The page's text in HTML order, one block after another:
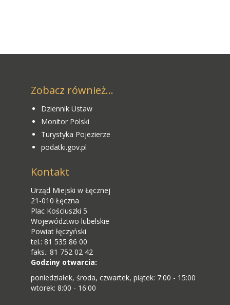
Zobacz również...
Dziennik Ustaw
Monitor Polski
Turystyka Pojezierze
podatki.gov.pl
Kontakt
Urząd Miejski w Łęcznej
21-010 Łęczna
Plac Kościuszki 5
Województwo lubelskie
Powiat łęczyński
tel.: 81 535 86 00
faks.: 81 752 02 42
Godziny otwarcia:
poniedziałek, środa, czwartek, piątek: 7:00 - 15:00
wtorek: 8:00 - 16:00